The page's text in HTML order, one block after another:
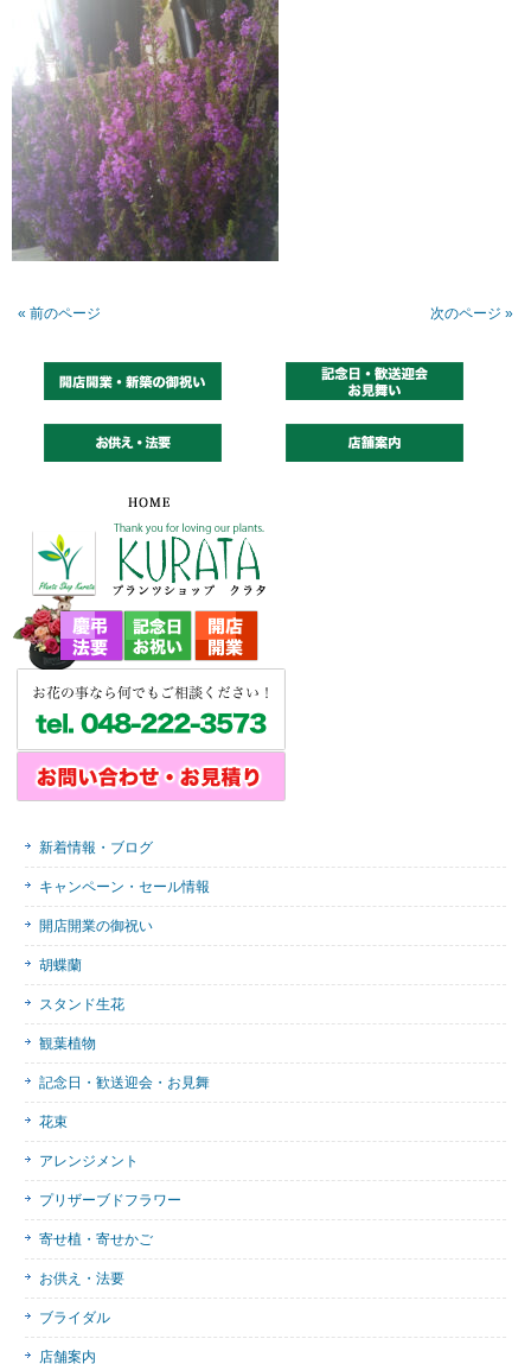
« 前のページ 次のページ »
新着情報・ブログ
キャンペーン・セール情報
開店開業の御祝い
胡蝶蘭
スタンド生花
観葉植物
記念日・歓送迎会・お見舞
花束
アレンジメント
プリザーブドフラワー
寄せ植・寄せかご
お供え・法要
ブライダル
店舗案内